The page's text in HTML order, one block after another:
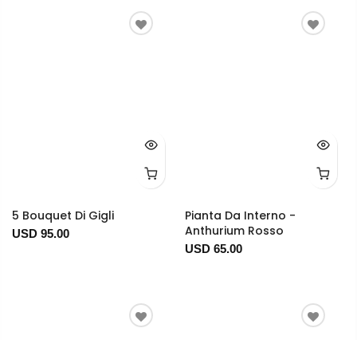
5 Bouquet Di Gigli
USD 95.00
Pianta Da Interno -
Anthurium Rosso
USD 65.00